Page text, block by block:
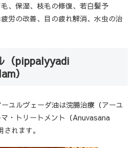
、保湿、枝毛の修復、若白髪予
労の改善、目の疲れ解消、水虫の治
（pippalyyadi
）
ユルヴェーダ油は浣腸治療（アーユ
・トリートメント（Anuvasana
れます。